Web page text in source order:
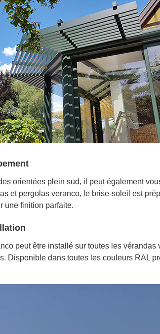
orientées plein sud, il peut également
et pergolas veranco, le brise-soleil est
une finition parfaite.
peut être installé sur toutes les
Disponible dans toutes les couleurs RAL